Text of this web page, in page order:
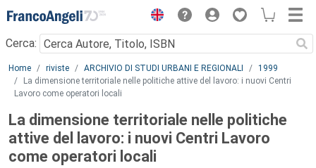
Menu
Cerca:
Main content
Home riviste ARCHIVIO DI STUDI URBANI E REGIONALI
1999
La dimensione territoriale nelle politiche attive del lavoro: i nuovi Centri
Lavoro come operatori locali
La dimensione territoriale nelle politiche
attive del lavoro: i nuovi Centri Lavoro
come operatori locali